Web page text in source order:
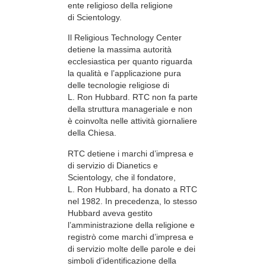
ente religioso della religione
di Scientology.
Il Religious Technology Center
detiene la massima autorità
ecclesiastica per quanto riguarda
la qualità e l’applicazione pura
delle tecnologie religiose di
L. Ron Hubbard. RTC non fa parte
della struttura manageriale e non
è coinvolta nelle attività giornaliere
della Chiesa.
RTC detiene i marchi d’impresa e
di servizio di Dianetics e
Scientology, che il fondatore,
L. Ron Hubbard, ha donato a RTC
nel 1982. In precedenza, lo stesso
Hubbard aveva gestito
l’amministrazione della religione e
registrò come marchi d’impresa e
di servizio molte delle parole e dei
simboli d’identificazione della